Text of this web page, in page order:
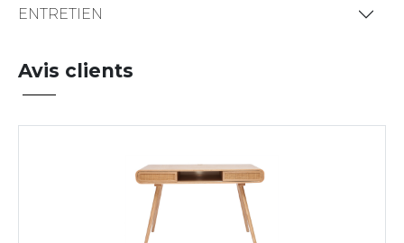
ENTRETIEN
Avis clients